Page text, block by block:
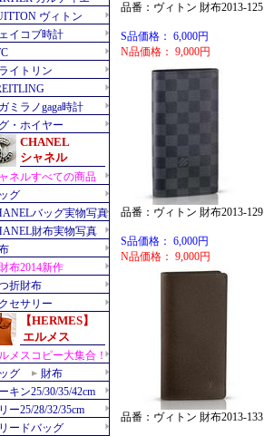
品番：ヴィトン 財布2013-125
S品価格： 6,000円
N品価格： 9,000円
品番：ヴィトン 財布2013-129
S品価格： 6,000円
N品価格： 9,000円
品番：ヴィトン 財布2013-133